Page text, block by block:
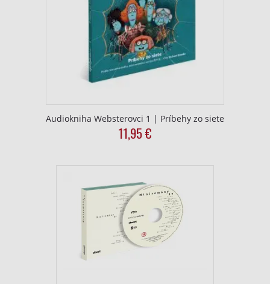
Použiť profily na výber prispôsobeného
Meranie výkonnosti reklamy
Meranie výkonnosti obsahu
štatistík alebo spájania údajov z rôznych
zdrojov
Špeciálne funkcie IAB:
Používanie presných údajov o geografickej
Identifikácia zariadení na základe aktívne
Audiokniha Websterovci 1 | Príbehy zo siete
11,95€